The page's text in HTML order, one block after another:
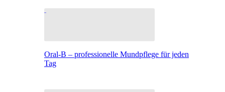
Oral-B – professionelle Mundpflege für jeden
Tag